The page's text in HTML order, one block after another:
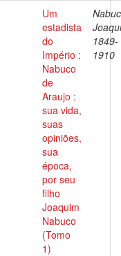
Um
estadista
do
Império :
Nabuco
de
Araujo :
sua vida,
suas
opiniões,
sua
época,
por seu
filho
Joaquim
Nabuco
(Tomo
1)
1849-
1910